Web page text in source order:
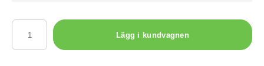
Lägg i kundvagnen